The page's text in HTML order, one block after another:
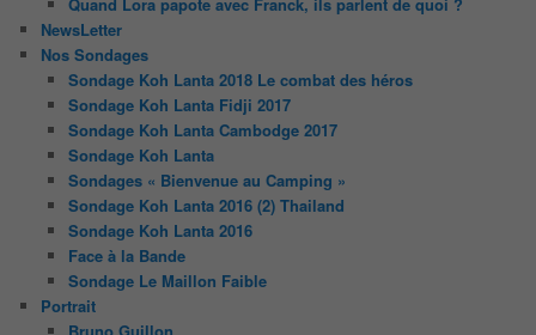
NewsLetter
Nos Sondages
Sondage Koh Lanta 2018 Le combat des héros
Sondage Koh Lanta Fidji 2017
Sondage Koh Lanta Cambodge 2017
Sondage Koh Lanta
Sondages « Bienvenue au Camping »
Sondage Koh Lanta 2016 (2) Thailand
Sondage Koh Lanta 2016
Face à la Bande
Sondage Le Maillon Faible
Portrait
Bruno Guillon